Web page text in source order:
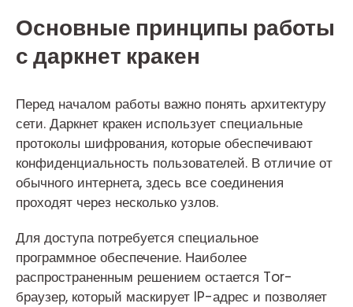
Основные принципы работы
с даркнет кракен
Перед началом работы важно понять архитектуру
сети. Даркнет кракен использует специальные
протоколы шифрования, которые обеспечивают
конфиденциальность пользователей. В отличие от
обычного интернета, здесь все соединения
проходят через несколько узлов.
Для доступа потребуется специальное
программное обеспечение. Наиболее
распространенным решением остается Tor-
браузер, который маскирует IP-адрес и позволяет